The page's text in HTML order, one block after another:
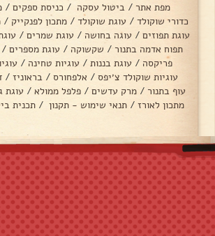
מפת אתר / ביטול עסקה / כניסת ספקים /
כדורי שוקולד / עוגת שוקולד / מתכון לפנקייק /
עוגת תפוזים / עוגה בחושה / עוגת שמרים /
תפוח אדמה בתנור / שקשוקה / עוגת מספרים /
פריקסה / עוגת בננות / עוגיות טחינה /
עוגיות שוקולד צ׳יפס / אלפחורס / בראוניז /
עוף בתנור / מרק עדשים / פלפל ממולא / עוגת
מתכון לאורז / תנאי שימוש - תקנון / תכנית